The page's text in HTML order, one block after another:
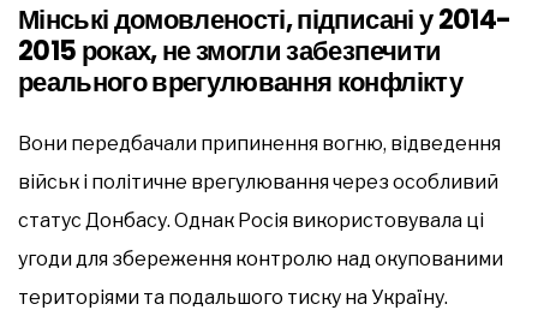
Мінські домовленості, підписані у 2014-
2015 роках, не змогли забезпечити
реального врегулювання конфлікту
Вони передбачали припинення вогню, відведення
військ і політичне врегулювання через особливий
статус Донбасу. Однак Росія використовувала ці
угоди для збереження контролю над окупованими
територіями та подальшого тиску на Україну.